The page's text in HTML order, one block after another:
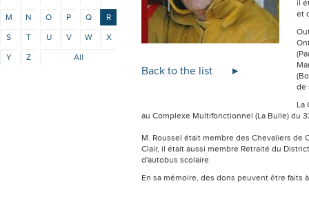
M
N O P Q
R
S
T U V W
X
Y
Z All
Back to the list
il
et
de
La
au Complexe Multifonctionnel (La Bulle) du
M. Roussel était membre des Chevaliers
Clair, il était aussi membre Retraité du
d'autobus scolaire.
En sa mémoire, des dons peuvent être faits